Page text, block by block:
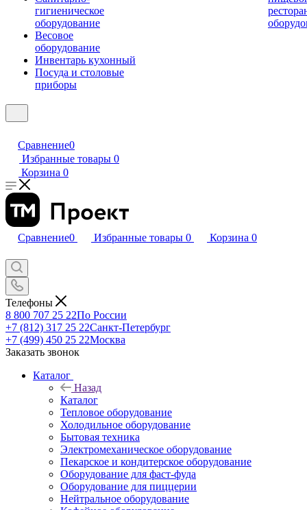
гигиеническое
оборудование
Весовое
оборудование
Инвентарь кухонный
Посуда и столовые
приборы
Сравнение0
Избранные товары 0
Корзина 0
Сравнение0 Избранные товары 0 Корзина 0
Телефоны
8 800 707 25 22По России
+7 (812) 317 25 22Санкт-Петербург
+7 (499) 450 25 22Москва
Заказать звонок
Каталог
Назад
Каталог
Тепловое оборудование
Холодильное оборудование
Бытовая техника
Электромеханическое оборудование
Пекарское и кондитерское оборудование
Оборудование для фаст-фуда
Оборудование для пиццерии
Нейтральное оборудование